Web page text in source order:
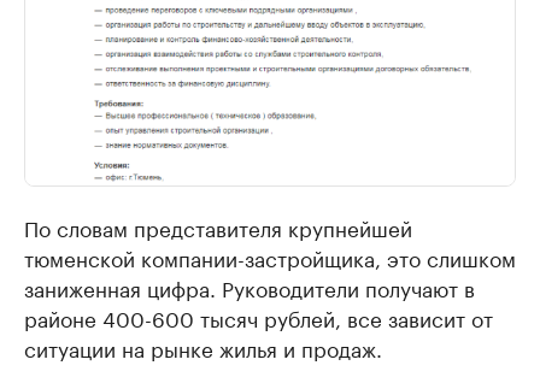
По словам представителя крупнейшей
тюменской компании-застройщика, это слишком
заниженная цифра. Руководители получают в
районе 400-600 тысяч рублей, все зависит от
ситуации на рынке жилья и продаж.